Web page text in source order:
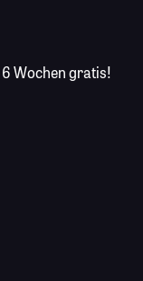
6 Wochen gratis!